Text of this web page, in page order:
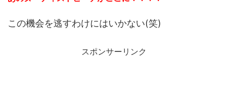
この機会を逃すわけにはいかない(笑)
スポンサーリンク